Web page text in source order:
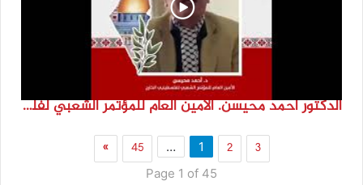
الدكتور احمد محيسن. الامين العام للمؤتمر الشعبي لفلسطينيي الخارج
1 2 3
…
45
»
Page 1 of 45